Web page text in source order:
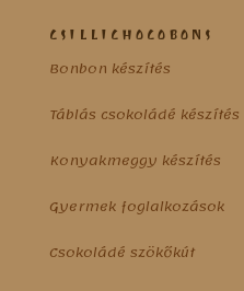
CSILLICHOCOBONS
Bonbon készítés
Táblás csokoládé készítés
Konyakmeggy készítés
Gyermek foglalkozások
Csokoládé szökőkút